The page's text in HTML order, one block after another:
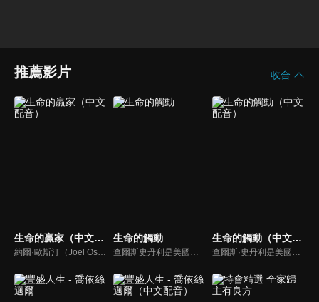
推薦影片 收合
生命的贏家（中文配音） 生命的觸動 生命的觸動（中文配音）